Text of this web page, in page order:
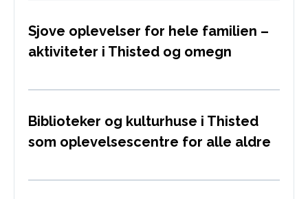
Sjove oplevelser for hele familien –
aktiviteter i Thisted og omegn
Biblioteker og kulturhuse i Thisted
som oplevelsescentre for alle aldre